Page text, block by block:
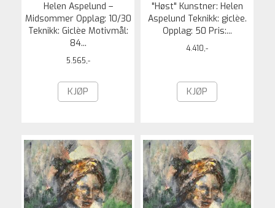
Helen Aspelund –
Midsommer Opplag: 10/30
Teknikk: Giclèe Motivmål:
84...
5.565,-
KJØP
"Høst" Kunstner: Helen
Aspelund Teknikk: giclèe.
Opplag: 50 Pris:...
4.410,-
KJØP